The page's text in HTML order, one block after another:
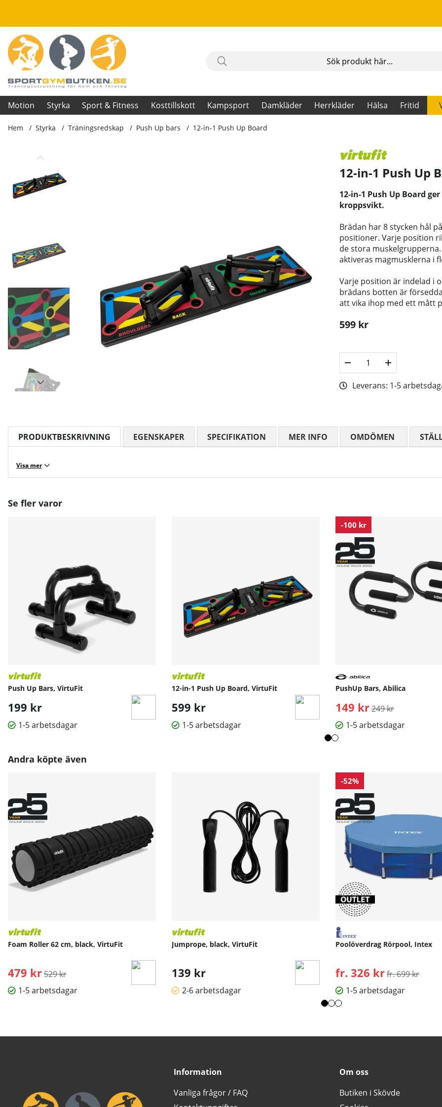
Motion Styrka Sport & Fitness Kosttillskott Kampsport Damkläder Herrkläder Hälsa Fritid
Hem Styrka Träningsredskap Push Up bars 12-in-1 Push Up Board
Produktbilder 12-in-1 Push Up Board
12-in-1 Push Up
12-in-1 Push Up Board
kroppsvikt.
Brädan har 8 stycken hål
positioner. Varje position
de stora
aktiveras magmusklerna i
Varje position är indelad i
brädans botten är
att vika ihop med ett mått
599 kr
Leverans: 1-5
PRODUKTBESKRIVNING
Visa mer
EGENSKAPER SPECIFIKATION MER INFO OMDÖMEN
Se fler varor
Push Up Bars, VirtuFit
199 kr
1-5 arbetsdagar
12-in-1 Push Up Board, VirtuFit
599 kr
1-5 arbetsdagar
-100 kr
PushUp Bars, Abilica
149 kr Ordinarie pris:
249 kr
1-5 arbetsdagar
Andra köpte även
Foam Roller 62 cm, black, VirtuFit
479 kr Ordinarie pris:
529 kr
1-5 arbetsdagar
Jumprope, black, VirtuFit
139 kr
2-6 arbetsdagar
-52%
Poolöverdrag Rörpool, Intex
fr. 326 krOrdinarie pris:
fr. 699 kr
1-5 arbetsdagar
Information
Vanliga frågor / FAQ
Om oss
Butiken i Skövde